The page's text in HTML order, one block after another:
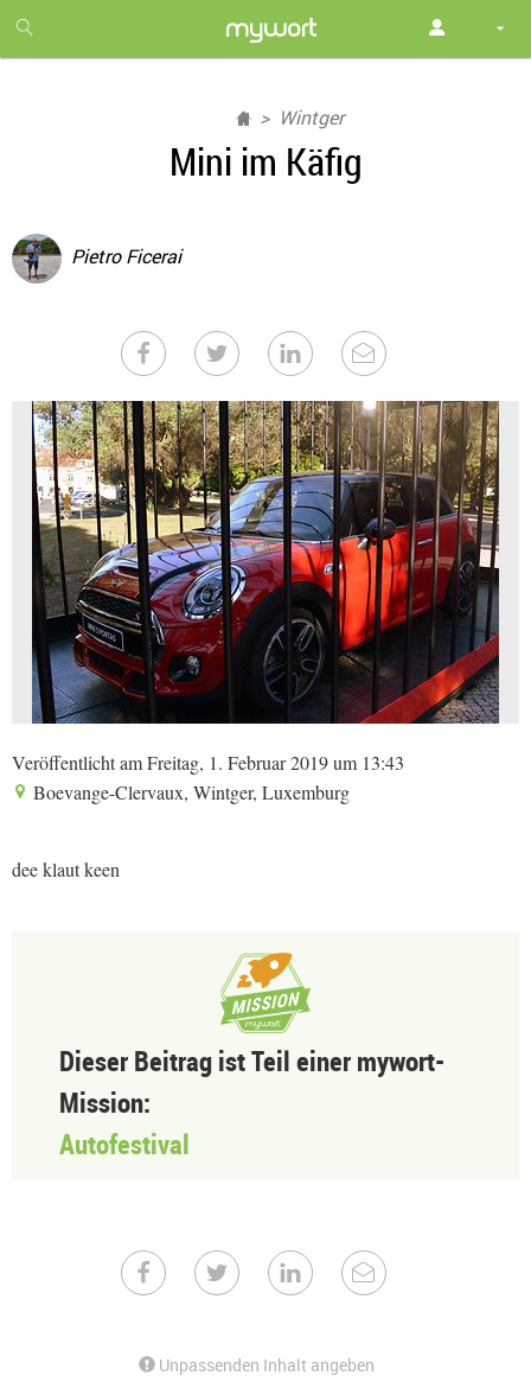
month
free
Wintger
Mini im Käfig
Pietro Ficerai
Veröffentlicht am Freitag, 1. Februar 2019 um 13:43
Boevange-Clervaux, Wintger, Luxemburg
dee klaut keen
Dieser Beitrag ist Teil einer mywort-
Mission:
Autofestival
Unpassenden Inhalt angeben